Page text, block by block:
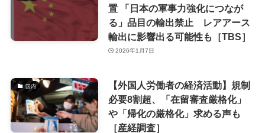
置 「日本の軍事力強化につなが
る」品目の輸出禁止 レアアース
輸出に影響出る可能性も［TBS］
2026年1月7日
国内
【外国人労働者の経済活動】規制
必要8割超、「在留審査厳格化」
や「帰化の厳格化」求める声も
［産経調査］